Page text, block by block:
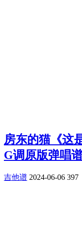
房东的猫《这
G调原版弹唱
吉他谱 2024-06-06 397